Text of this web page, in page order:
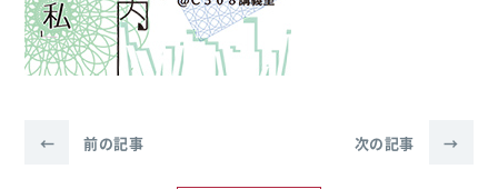
← 前の記事 次の記事 →